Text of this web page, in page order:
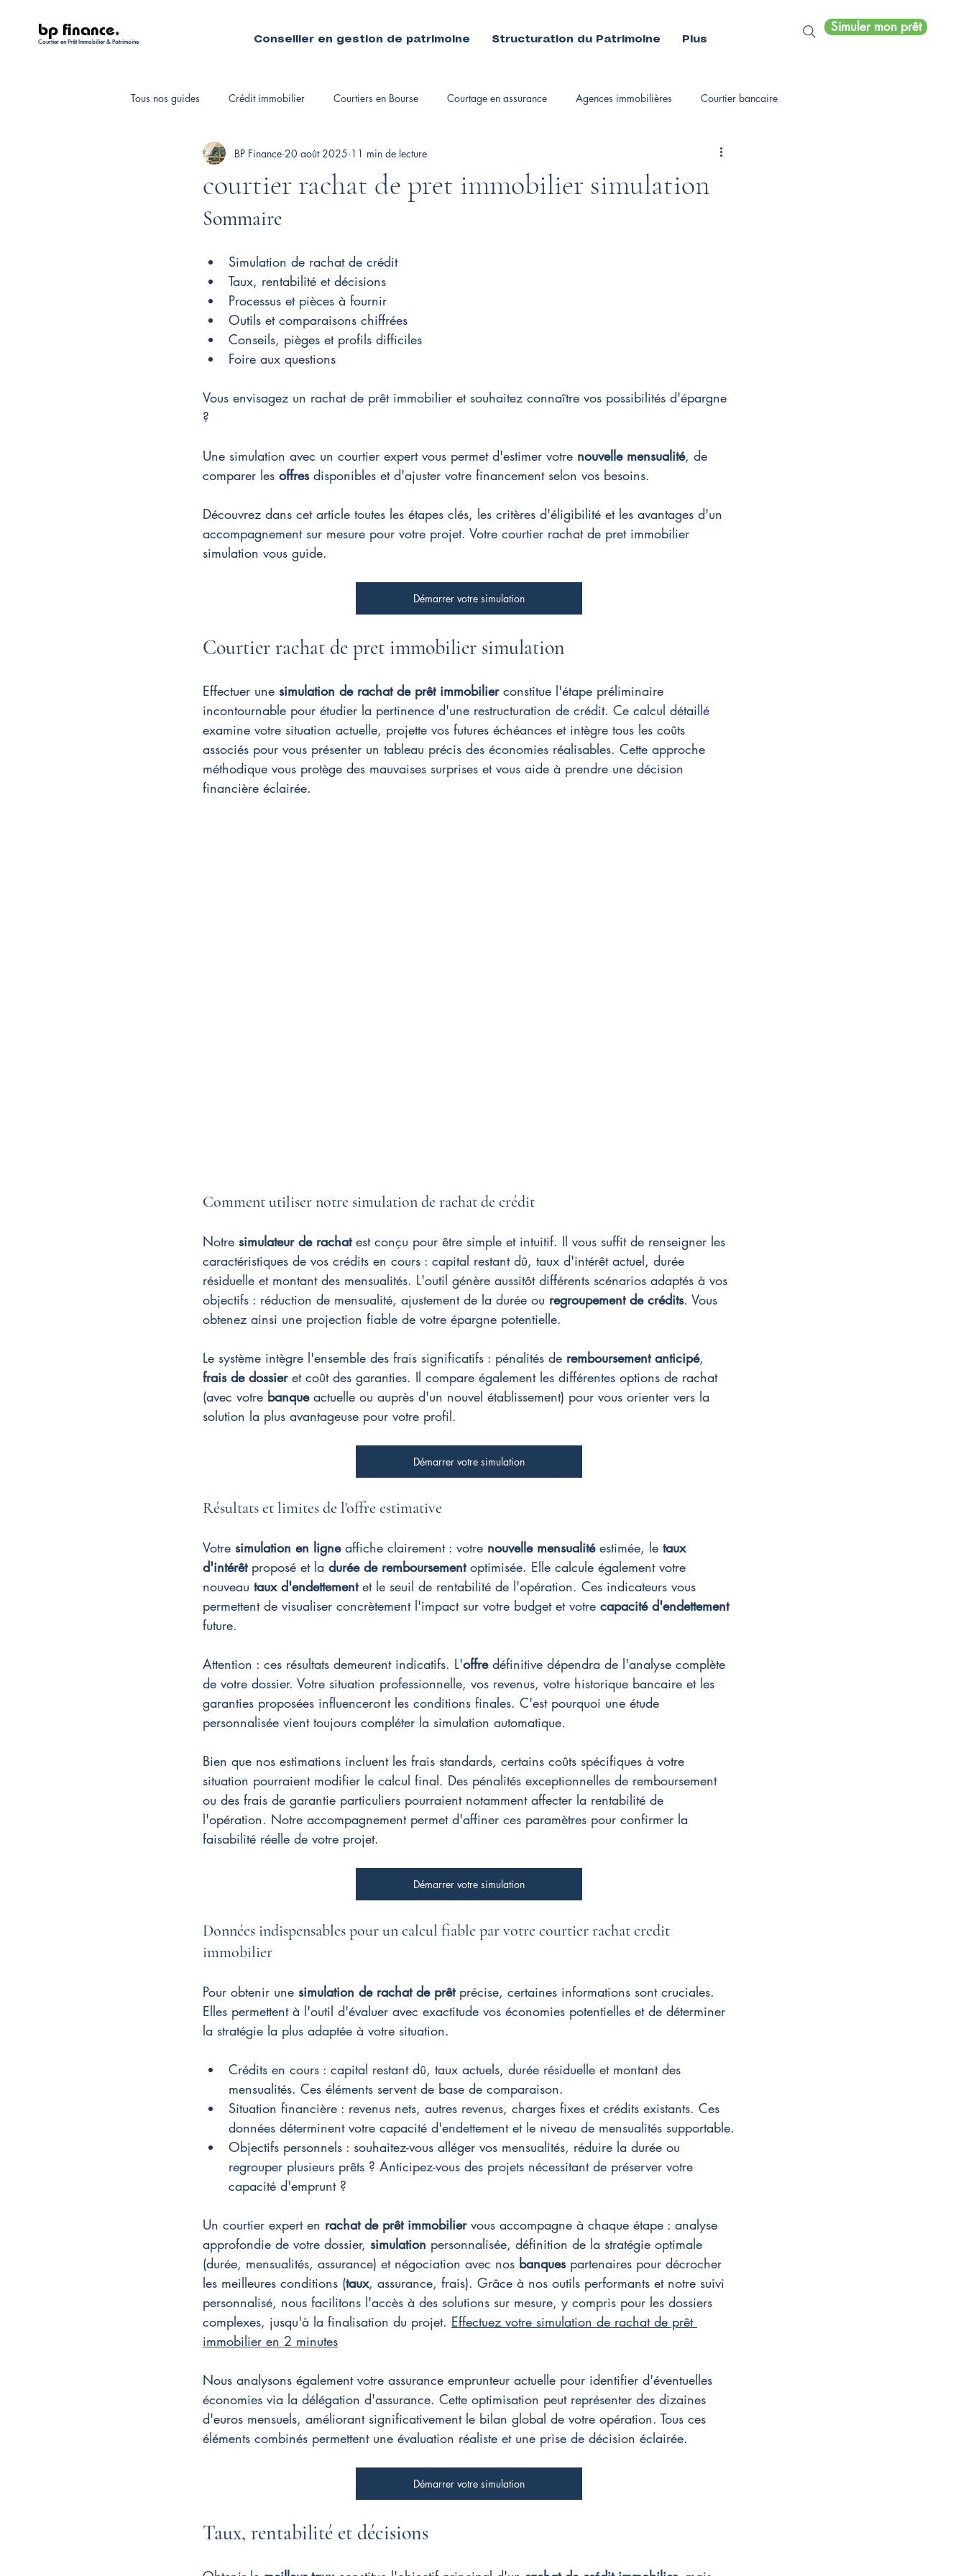
bp finance.
Courtier en Prêt Immobilier & Patrimoine Conseiller en gestion de patrimoine Structuration du Patrimoine Plus
Simuler mon prêt
Tous nos guides Crédit immobilier Courtiers en Bourse Courtage en assurance Agences immobilières Courtier bancaire
Fiscalité personnelle Courtiers immobiliers
courtier rachat de pret immobilier simulation
BP Finance 20 août 2025 11 min de lecture
Sommaire
Simulation de rachat de crédit
Taux, rentabilité et décisions
Processus et pièces à fournir
Outils et comparaisons chiffrées
Conseils, pièges et profils difficiles
Foire aux questions
Vous envisagez un rachat de prêt immobilier et souhaitez connaître vos possibilités d'épargne
?
Une simulation avec un courtier expert vous permet d'estimer votre nouvelle mensualité, de
comparer les offres disponibles et d'ajuster votre financement selon vos besoins.
Découvrez dans cet article toutes les étapes clés, les critères d'éligibilité et les avantages d'un
accompagnement sur mesure pour votre projet. Votre courtier rachat de pret immobilier
simulation vous guide.
Démarrer votre simulation
Courtier rachat de pret immobilier simulation
Effectuer une simulation de rachat de prêt immobilier constitue l'étape préliminaire
incontournable pour étudier la pertinence d'une restructuration de crédit. Ce calcul détaillé
examine votre situation actuelle, projette vos futures échéances et intègre tous les coûts
associés pour vous présenter un tableau précis des économies réalisables. Cette approche
méthodique vous protège des mauvaises surprises et vous aide à prendre une décision
financière éclairée.
Comment utiliser notre simulation de rachat de crédit
Notre simulateur de rachat est conçu pour être simple et intuitif. Il vous suffit de renseigner les
caractéristiques de vos crédits en cours : capital restant dû, taux d'intérêt actuel, durée
résiduelle et montant des mensualités. L'outil génère aussitôt différents scénarios adaptés à vos
objectifs : réduction de mensualité, ajustement de la durée ou regroupement de crédits. Vous
obtenez ainsi une projection fiable de votre épargne potentielle.
Le système intègre l'ensemble des frais significatifs : pénalités de remboursement anticipé,
frais de dossier et coût des garanties. Il compare également les différentes options de rachat
(avec votre banque actuelle ou auprès d'un nouvel établissement) pour vous orienter vers la
solution la plus avantageuse pour votre profil.
Démarrer votre simulation
Résultats et limites de l'offre estimative
Votre simulation en ligne affiche clairement : votre nouvelle mensualité estimée, le taux
d'intérêt proposé et la durée de remboursement optimisée. Elle calcule également votre
nouveau taux d'endettement et le seuil de rentabilité de l'opération. Ces indicateurs vous
permettent de visualiser concrètement l'impact sur votre budget et votre capacité d'endettement
future.
Attention : ces résultats demeurent indicatifs. L'offre définitive dépendra de l'analyse complète
de votre dossier. Votre situation professionnelle, vos revenus, votre historique bancaire et les
garanties proposées influenceront les conditions finales. C'est pourquoi une étude
personnalisée vient toujours compléter la simulation automatique.
Bien que nos estimations incluent les frais standards, certains coûts spécifiques à votre
situation pourraient modifier le calcul final. Des pénalités exceptionnelles de remboursement
ou des frais de garantie particuliers pourraient notamment affecter la rentabilité de
l'opération. Notre accompagnement permet d'affiner ces paramètres pour confirmer la
faisabilité réelle de votre projet.
Démarrer votre simulation
Données indispensables pour un calcul fiable par votre courtier rachat credit
immobilier
Pour obtenir une simulation de rachat de prêt précise, certaines informations sont cruciales.
Elles permettent à l'outil d'évaluer avec exactitude vos économies potentielles et de déterminer
la stratégie la plus adaptée à votre situation.
Crédits en cours : capital restant dû, taux actuels, durée résiduelle et montant des
mensualités. Ces éléments servent de base de comparaison.
Situation financière : revenus nets, autres revenus, charges fixes et crédits existants. Ces
données déterminent votre capacité d'endettement et le niveau de mensualités supportable.
Objectifs personnels : souhaitez-vous alléger vos mensualités, réduire la durée ou
regrouper plusieurs prêts ? Anticipez-vous des projets nécessitant de préserver votre
capacité d'emprunt ?
Un courtier expert en rachat de prêt immobilier vous accompagne à chaque étape : analyse
approfondie de votre dossier, simulation personnalisée, définition de la stratégie optimale
(durée, mensualités, assurance) et négociation avec nos banques partenaires pour décrocher
les meilleures conditions (taux, assurance, frais). Grâce à nos outils performants et notre suivi
personnalisé, nous facilitons l'accès à des solutions sur mesure, y compris pour les dossiers
complexes, jusqu'à la finalisation du projet. Effectuez votre simulation de rachat de prêt
immobilier en 2 minutes
Nous analysons également votre assurance emprunteur actuelle pour identifier d'éventuelles
économies via la délégation d'assurance. Cette optimisation peut représenter des dizaines
d'euros mensuels, améliorant significativement le bilan global de votre opération. Tous ces
éléments combinés permettent une évaluation réaliste et une prise de décision éclairée.
Démarrer votre simulation
Taux, rentabilité et décisions